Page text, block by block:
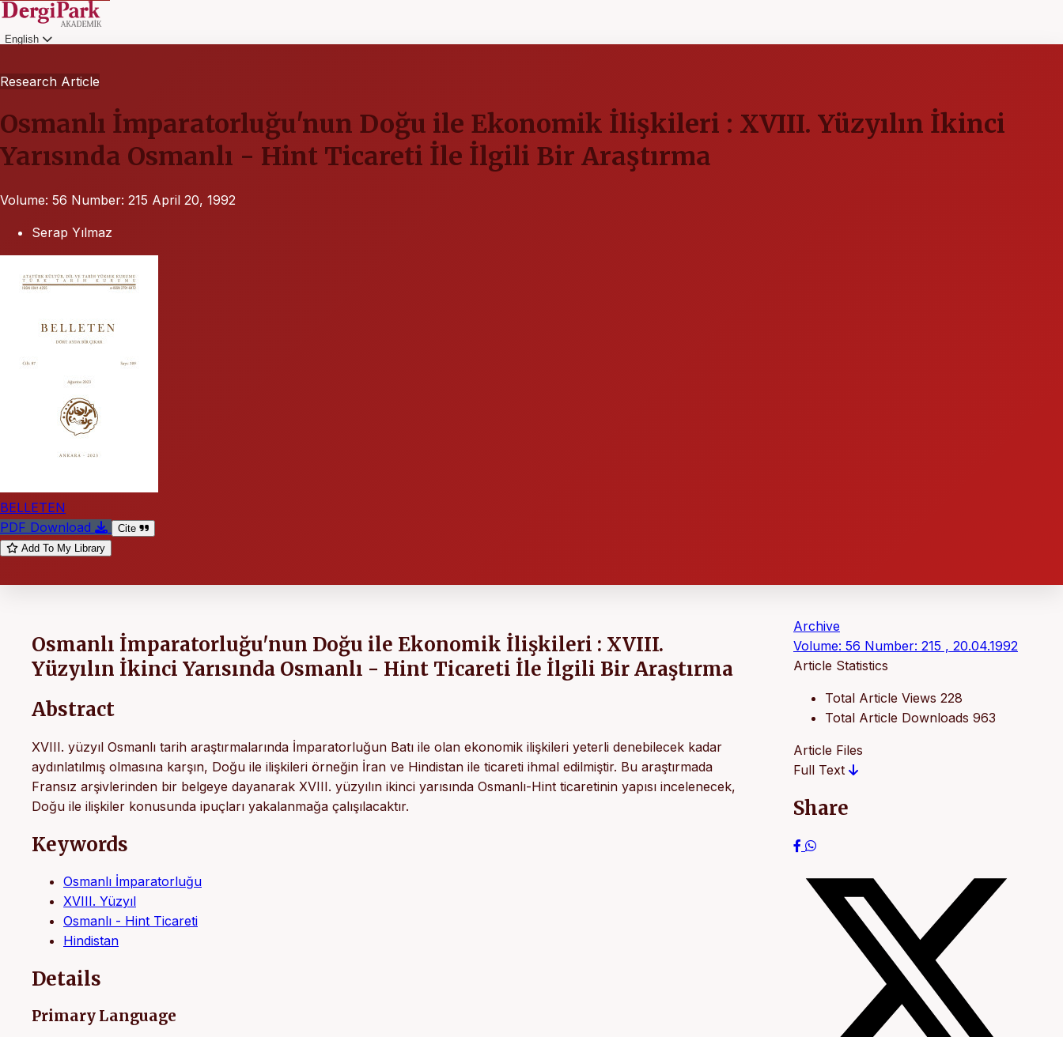
English
Research Article
Osmanlı İmparatorluğu'nun Doğu ile Ekonomik İlişkileri : XVIII. Yüzyılın İkinci
Yarısında Osmanlı - Hint Ticareti İle İlgili Bir Araştırma
Volume: 56 Number: 215 April 20, 1992
Serap Yılmaz
BELLETEN
PDF Download
Cite
Add To My Library
Osmanlı İmparatorluğu'nun Doğu ile Ekonomik İlişkileri : XVIII.
Yüzyılın İkinci Yarısında Osmanlı - Hint Ticareti İle İlgili Bir Araştırma
Abstract
XVIII. yüzyıl Osmanlı tarih araştırmalarında İmparatorluğun Batı ile olan ekonomik ilişkileri yeterli denebilecek kadar
aydınlatılmış olmasına karşın, Doğu ile ilişkileri örneğin İran ve Hindistan ile ticareti ihmal edilmiştir. Bu araştırmada
Fransız arşivlerinden bir belgeye dayanarak XVIII. yüzyılın ikinci yarısında Osmanlı-Hint ticaretinin yapısı incelenecek,
Doğu ile ilişkiler konusunda ipuçları yakalanmağa çalışılacaktır.
Keywords
Osmanlı İmparatorluğu
XVIII. Yüzyıl
Osmanlı - Hint Ticareti
Hindistan
Details
Primary Language
Archive
Volume: 56 Number: 215 , 20.04.1992
Article Statistics
Total Article Views 228
Total Article Downloads 963
Article Files
Full Text
Share